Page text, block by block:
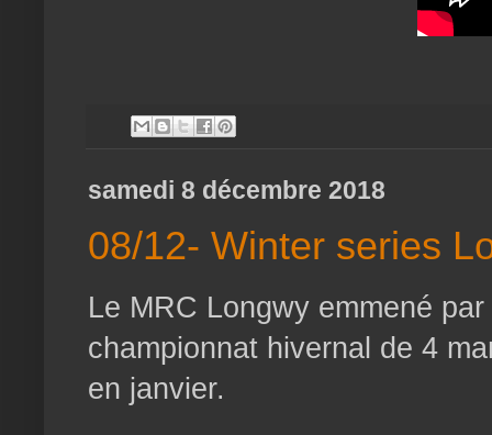
samedi 8 décembre 2018
08/12- Winter series
Le MRC Longwy emmené
championnat hivernal de 4
en janvier.